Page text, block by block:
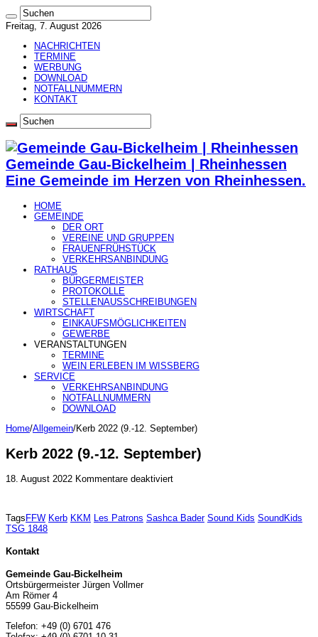
Freitag, 7. August 2026
NACHRICHTEN
TERMINE
WERBUNG
DOWNLOAD
NOTFALLNUMMERN
KONTAKT
Gemeinde Gau-Bickelheim | Rheinhessen
Eine Gemeinde im Herzen von Rheinhessen.
HOME
GEMEINDE
DER ORT
VEREINE UND GRUPPEN
FRAUENFRÜHSTÜCK
VERKEHRSANBINDUNG
RATHAUS
BÜRGERMEISTER
PROTOKOLLE
STELLENAUSSCHREIBUNGEN
WIRTSCHAFT
EINKAUFSMÖGLICHKEITEN
GEWERBE
VERANSTALTUNGEN
TERMINE
WEIN ERLEBEN IM WISSBERG
SERVICE
VERKEHRSANBINDUNG
NOTFALLNUMMERN
DOWNLOAD
Home/Allgemein/Kerb 2022 (9.-12. September)
Kerb 2022 (9.-12. September)
18. August 2022 Kommentare deaktiviertfür
September)
TagsFFW Kerb KKM Les Patrons Sashca Bader Sound Kids SoundKids
TSG 1848
Kontakt
Gemeinde Gau-Bickelheim
Ortsbürgermeister Jürgen Vollmer
Am Römer 4
55599 Gau-Bickelheim
Telefon: +49 (0) 6701 476